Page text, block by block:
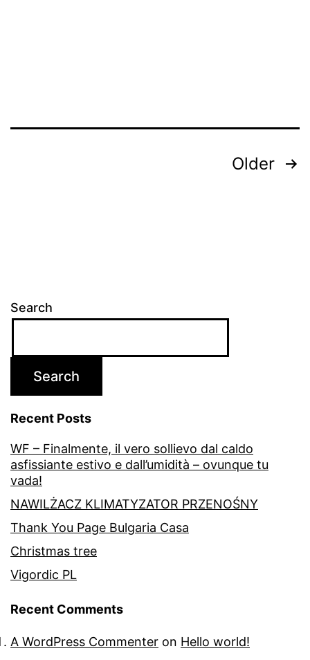
Older
Search
Search
Recent Posts
WF – Finalmente, il vero sollievo dal caldo
asfissiante estivo e dall’umidità – ovunque tu
vada!
NAWILŻACZ KLIMATYZATOR PRZENOŚNY
Thank You Page Bulgaria Casa
Christmas tree
Vigordic PL
Recent Comments
A WordPress Commenter on Hello world!